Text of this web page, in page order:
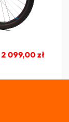
2 099,00 zł